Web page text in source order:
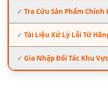
✓ Tra Cứu Sản Phẩm Chính
✓ Tài Liệu Xử Lý Lỗi Từ
✓ Gia Nhập Đối Tác Khu